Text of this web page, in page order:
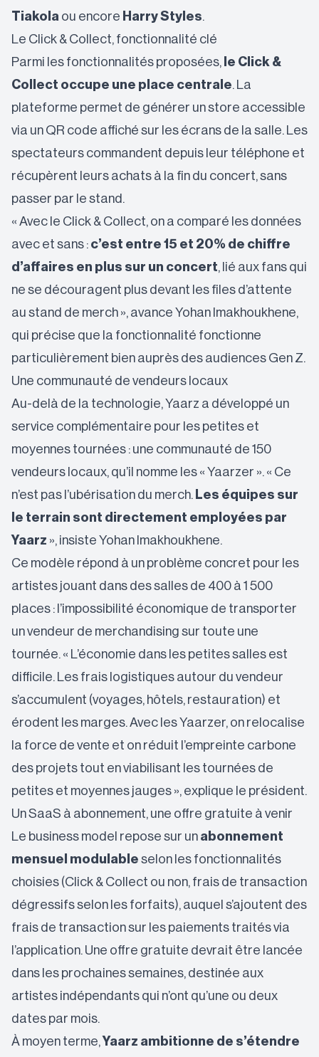
Tiakola ou encore Harry Styles.
Le Click & Collect, fonctionnalité clé
Parmi les fonctionnalités proposées, le Click &
Collect occupe une place centrale. La
plateforme permet de générer un store accessible
via un QR code affiché sur les écrans de la salle. Les
spectateurs commandent depuis leur téléphone et
récupèrent leurs achats à la fin du concert, sans
passer par le stand.
« Avec le Click & Collect, on a comparé les données
avec et sans : c’est entre 15 et 20% de chiffre
d’affaires en plus sur un concert, lié aux fans qui
ne se découragent plus devant les files d’attente
au stand de merch », avance Yohan Imakhoukhene,
qui précise que la fonctionnalité fonctionne
particulièrement bien auprès des audiences Gen Z.
Une communauté de vendeurs locaux
Au-delà de la technologie, Yaarz a développé un
service complémentaire pour les petites et
moyennes tournées : une communauté de 150
vendeurs locaux, qu’il nomme les « Yaarzer ». « Ce
n’est pas l’ubérisation du merch. Les équipes sur
le terrain sont directement employées par
Yaarz », insiste Yohan Imakhoukhene.
Ce modèle répond à un problème concret pour les
artistes jouant dans des salles de 400 à 1 500
places : l’impossibilité économique de transporter
un vendeur de merchandising sur toute une
tournée. « L’économie dans les petites salles est
difficile. Les frais logistiques autour du vendeur
s’accumulent (voyages, hôtels, restauration) et
érodent les marges. Avec les Yaarzer, on relocalise
la force de vente et on réduit l’empreinte carbone
des projets tout en viabilisant les tournées de
petites et moyennes jauges », explique le président.
Un SaaS à abonnement, une offre gratuite à venir
Le business model repose sur un abonnement
mensuel modulable selon les fonctionnalités
choisies (Click & Collect ou non, frais de transaction
dégressifs selon les forfaits), auquel s’ajoutent des
frais de transaction sur les paiements traités via
l’application. Une offre gratuite devrait être lancée
dans les prochaines semaines, destinée aux
artistes indépendants qui n’ont qu’une ou deux
dates par mois.
À moyen terme,Yaarz ambitionne de s’étendre